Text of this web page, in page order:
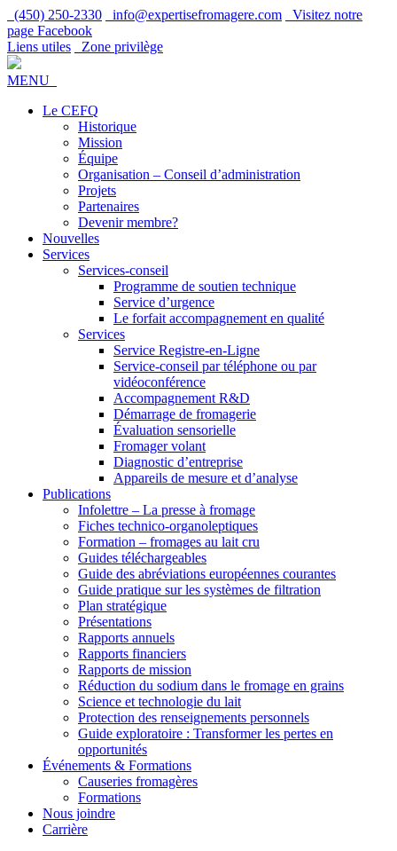
(450) 250-2330 info@expertisefromagere.com
Visitez notre
page Facebook
Liens utiles
Zone privilège
MENU
Le CEFQ
Historique
Mission
Équipe
Organisation – Conseil d’administration
Projets
Partenaires
Devenir membre?
Nouvelles
Services
Services-conseil
Programme de soutien technique
Service d’urgence
Le forfait accompagnement en qualité
Services
Service Registre-en-Ligne
Service-conseil par téléphone ou par
vidéoconférence
Accompagnement R&D
Démarrage de fromagerie
Évaluation sensorielle
Fromager volant
Diagnostic d’entreprise
Appareils de mesure et d’analyse
Publications
Infolettre – La presse à fromage
Fiches technico-organoleptiques
Formation – fromages au lait cru
Guides téléchargeables
Guide des abréviations européennes courantes
Guide pratique sur les systèmes de filtration
Plan stratégique
Présentations
Rapports annuels
Rapports financiers
Rapports de mission
Réduction du sodium dans le fromage en grains
Science et technologie du lait
Protection des renseignements personnels
Guide exploratoire : Transformer les pertes en
opportunités
Événements & Formations
Causeries fromagères
Formations
Nous joindre
Carrière